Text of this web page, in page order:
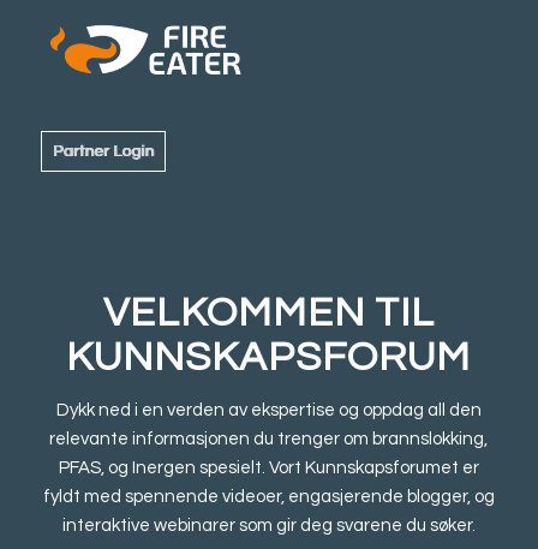
VELKOMMEN TIL
KUNNSKAPSFORUM
Dykk ned i en verden av ekspertise og oppdag all den
relevante informasjonen du trenger om brannslokking,
PFAS, og Inergen spesielt. Vort Kunnskapsforumet er
fyldt med spennende videoer, engasjerende blogger, og
interaktive webinarer som gir deg svarene du søker.